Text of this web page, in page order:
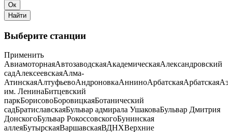
Выберите станции
Применить
АвиамоторнаяАвтозаводскаяАкадемическаяАлександровский
садАлексеевскаяАлма-
АтинскаяАлтуфьевоАндроновкаАнниноАрбатскаяАрбатская
им. ЛенинаБитцевский
паркБорисовоБоровицкаяБотанический
садБратиславскаяБульвар адмирала УшаковаБульвар Дмитрия
ДонскогоБульвар РокоссовскогоБунинская
аллеяБутырскаяВаршавскаяВДНХВерхние